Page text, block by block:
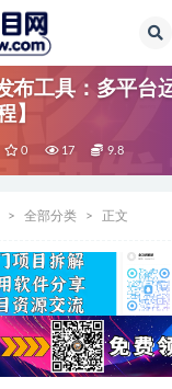
布工具：多平台
】
0 17 9.8
全部分类 正文